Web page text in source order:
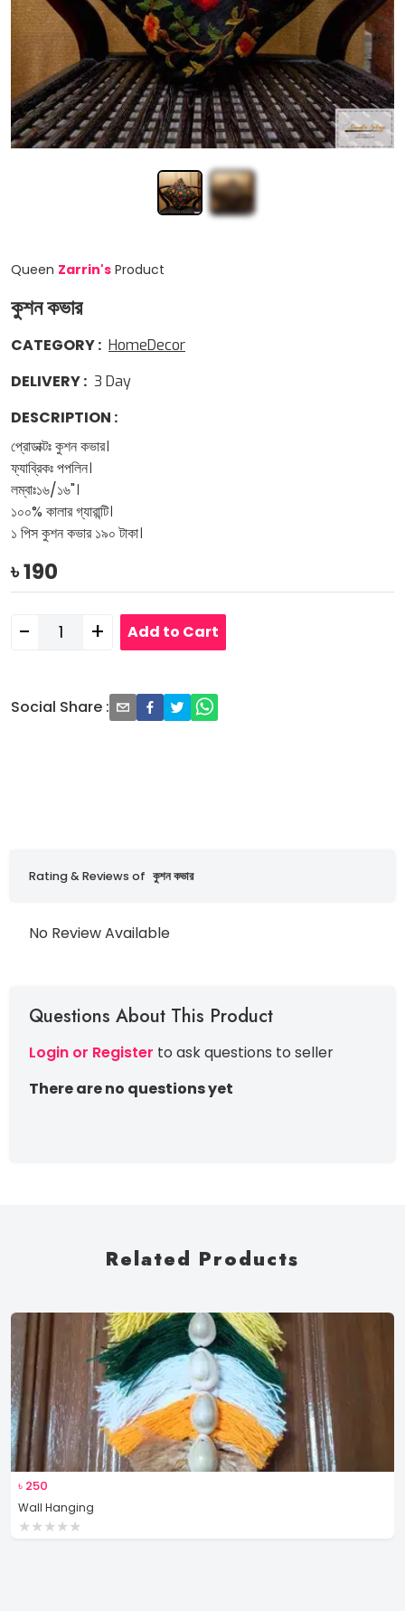
Queen Zarrin's Product
কুশন কভার
CATEGORY: HomeDecor
DELIVERY: 3 Day
DESCRIPTION :
প্রোডাক্টঃ কুশন কভার।
ফ্যাব্রিকঃ পপলিন।
লম্বাঃ১৬/১৬"।
১০০% কালার গ্যারান্টি।
১ পিস কুশন কভার ১৯০ টাকা।
৳190
- + Add to Cart
Social Share :
Rating & Reviews of কুশন কভার
No Review Available
Questions About This Product
Login or Register to ask questions to seller
There are no questions yet
Related Products
৳ 250
Wall Hanging
★★★★★